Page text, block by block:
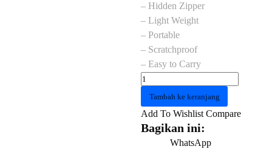
– Hidden Zipper
– Light Weight
– Portable
– Scratchproof
– Easy to Carry
Kuantitas
Sleeve
Case
UGREEN
20432
Tambah ke keranjang
Add To Wishlist Compare
Bagikan ini:
WhatsApp